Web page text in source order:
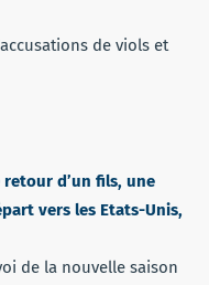
de viols et
retour d’un fils, une
vers les Etats-Unis,
de la nouvelle saison